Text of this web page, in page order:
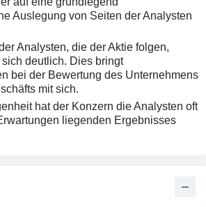
Auslegung von Seiten der Analysten
Analysten, die der Aktie folgen,
deutlich. Dies bringt
bei der Bewertung des Unternehmens
mit sich.
hat der Konzern die Analysten oft
liegenden Ergebnisses